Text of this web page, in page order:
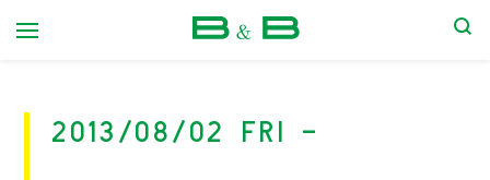
2013/08/02 Fri -